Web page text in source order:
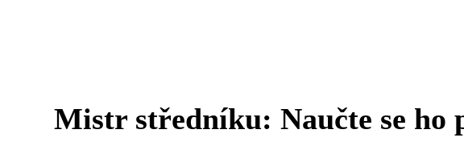
Mistr středníku: Naučte se